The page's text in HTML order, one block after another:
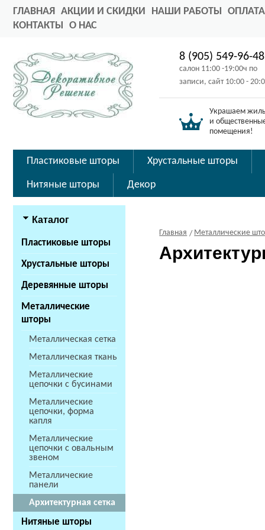
ГЛАВНАЯ АКЦИИ И СКИДКИ НАШИ РАБОТЫ ОПЛАТА
КОНТАКТЫ О НАС
8 (905) 549-96-48
салон 11:00 -19:00ч по
записи, сайт 10:00 -
Украшаем
и
помещения!
Пластиковые шторы Хрустальные шторы
Нитяные шторы Декор
Каталог
Пластиковые шторы
Хрустальные шторы
Деревянные шторы
Металлические
шторы
Металлическая сетка
Металлическая ткань
Металлические
цепочки с бусинами
Металлические
цепочки, форма
капля
Металлические
цепочки с овальным
звеном
Металлические
панели
Архитектурная сетка
Нитяные шторы
Главная Металлические